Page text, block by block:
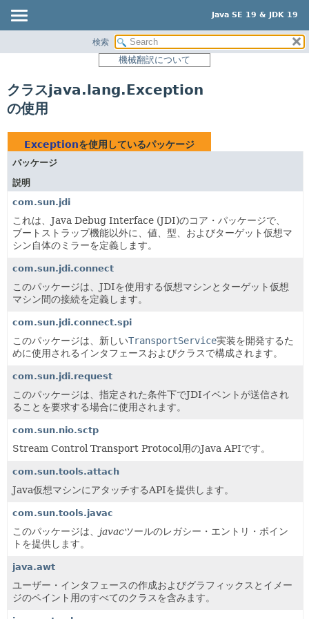
Java SE 19 & JDK 19
パッケージ
クラス
使用
ツリー
新規
非推奨
索引
検索
機械翻訳について
クラスjava.lang.Exception
の使用
Exceptionを使用しているパッケージ
パッケージ
説明
com.sun.jdi
これは、Java Debug Interface (JDI)のコア・パッケージで、
ブートストラップ機能以外に、値、型、およびターゲット仮想マ
シン自体のミラーを定義します。
com.sun.jdi.connect
このパッケージは、JDIを使用する仮想マシンとターゲット仮想
マシン間の接続を定義します。
com.sun.jdi.connect.spi
このパッケージは、新しいTransportService実装を開発するた
めに使用されるインタフェースおよびクラスで構成されます。
com.sun.jdi.request
このパッケージは、指定された条件下でJDIイベントが送信され
ることを要求する場合に使用されます。
com.sun.nio.sctp
Stream Control Transport Protocol用のJava APIです。
com.sun.tools.attach
Java仮想マシンにアタッチするAPIを提供します。
com.sun.tools.javac
このパッケージは、 javacツールのレガシー・エントリ・ポイン
トを提供します。
java.awt
ユーザー・インタフェースの作成およびグラフィックスとイメー
ジのペイント用のすべてのクラスを含みます。